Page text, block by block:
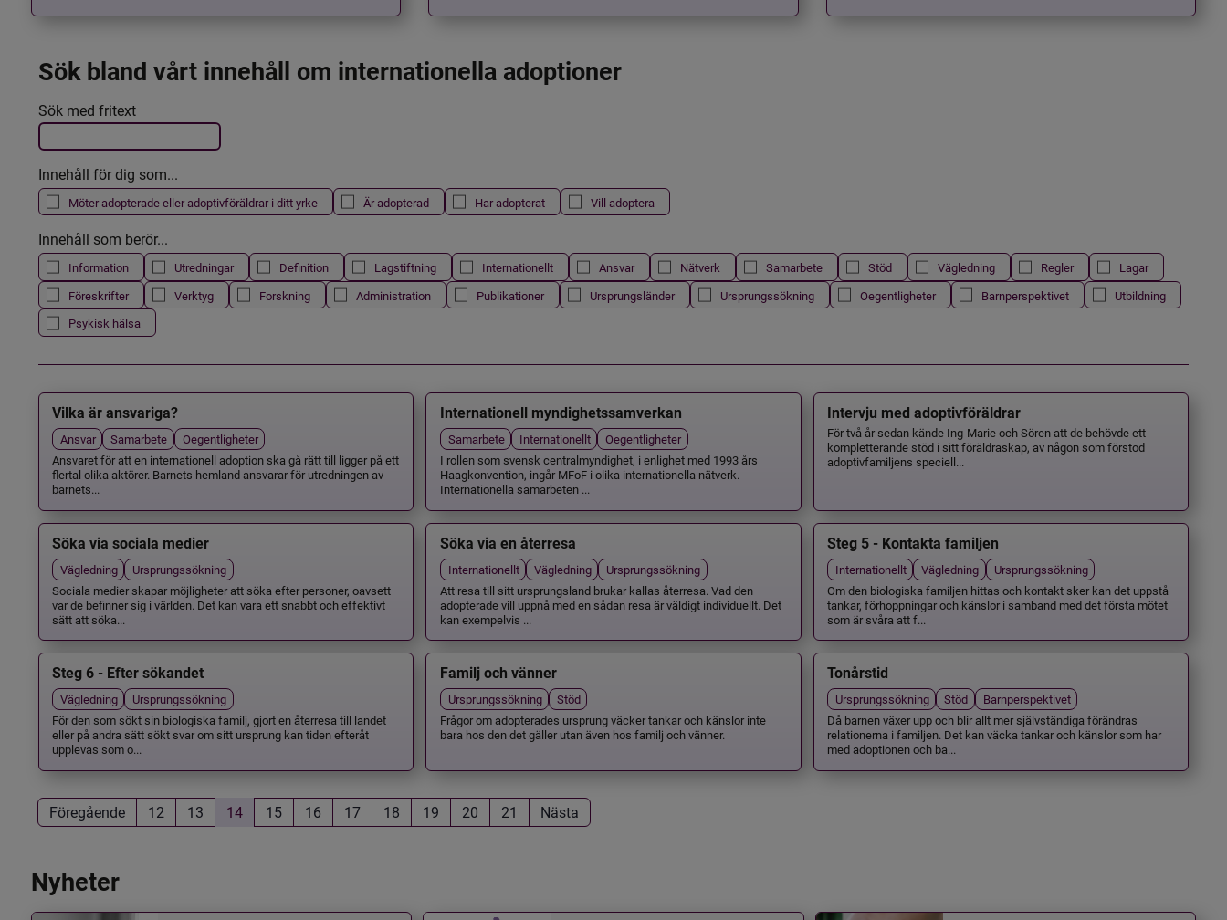
Sök bland vårt innehåll om internationella adoptioner
Filtrera resultatet
Det här formuläret postas automatiskt
Sök med fritext
Innehåll för dig som...
Möter adopterade eller adoptivföräldrar i ditt yrke Är adopterad Har adopterat Vill adoptera
Innehåll som berör...
Information Utredningar Definition Lagstiftning Internationellt Ansvar Nätverk Samarbete Stöd Vägledning Regler
Lagar
Föreskrifter
Verktyg Forskning Administration Publikationer Ursprungsländer Ursprungssökning Oegentligheter Barnperspektivet
Utbildning
Psykisk hälsa
Vilka är ansvariga?
Ansvar Samarbete
Oegentligheter
Ansvaret för att en internationell adoption ska gå rätt till ligger på ett
flertal olika aktörer. Barnets hemland ansvarar för utredningen av
barnets...
Internationell myndighetssamverkan
Samarbete Internationellt
Oegentligheter
I rollen som svensk centralmyndighet, i enlighet med 1993 års
Haagkonvention, ingår MFoF i olika internationella nätverk.
Internationella samarbeten ...
Intervju med adoptivföräldrar
För två år sedan kände Ing-Marie och Sören att de behövde ett
kompletterande stöd i sitt föräldraskap, av någon som förstod
adoptivfamiljens speciell...
Söka via sociala medier
Vägledning
Ursprungssökning
Sociala medier skapar möjligheter att söka efter personer, oavsett
var de befinner sig i världen. Det kan vara ett snabbt och effektivt
sätt att söka...
Söka via en återresa
Internationellt Vägledning
Ursprungssökning
Att resa till sitt ursprungsland brukar kallas återresa. Vad den
adopterade vill uppnå med en sådan resa är väldigt individuellt. Det
kan exempelvis ...
Steg 5 - Kontakta familjen
Internationellt Vägledning
Ursprungssökning
Om den biologiska familjen hittas och kontakt sker kan det uppstå
tankar, förhoppningar och känslor i samband med det första mötet
som är svåra att f...
Steg 6 - Efter sökandet
Vägledning
Ursprungssökning
För den som sökt sin biologiska familj, gjort en återresa till landet
eller på andra sätt sökt svar om sitt ursprung kan tiden efteråt
upplevas som o...
Familj och vänner
Ursprungssökning
Stöd
Frågor om adopterades ursprung väcker tankar och känslor inte
bara hos den det gäller utan även hos familj och vänner.
Tonårstid
Ursprungssökning Stöd
Barnperspektivet
Då barnen växer upp och blir allt mer självständiga förändras
relationerna i familjen. Det kan väcka tankar och känslor som har
med adoptionen och ba...
Föregående 12 13 14 15 16 17 18 19 20 21 Nästa
Nyheter